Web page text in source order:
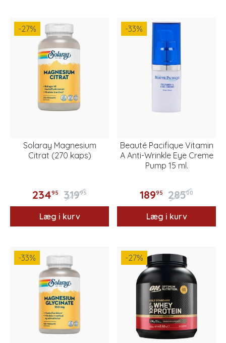
-27%
Solaray Magnesium
Citrat (270 kaps)
23495 31995
Læg i kurv
-33%
Beauté Pacifique Vitamin
A Anti-Wrinkle Eye Creme
Pump 15 ml.
18995 28500
Læg i kurv
-33% -27%